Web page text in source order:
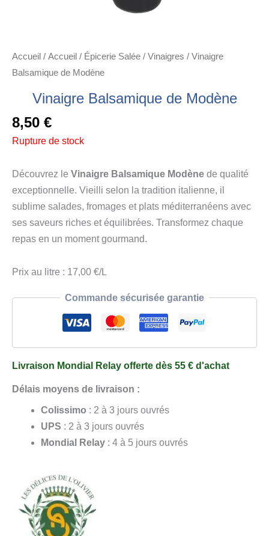
Accueil / Accueil / Épicerie Salée / Vinaigres / Vinaigre
Balsamique de Modène
Vinaigre Balsamique de Modène
8,50 €
Rupture de stock
Découvrez le Vinaigre Balsamique Modène de qualité
exceptionnelle. Vieilli selon la tradition italienne, il
sublime salades, fromages et plats méditerranéens avec
ses saveurs riches et équilibrées. Transformez chaque
repas en un moment gourmand.
Prix au litre : 17,00 €/L
Commande sécurisée garantie
Livraison Mondial Relay offerte dès 55 € d'achat
Délais moyens de livraison :
Colissimo : 2 à 3 jours ouvrés
UPS : 2 à 3 jours ouvrés
Mondial Relay : 4 à 5 jours ouvrés